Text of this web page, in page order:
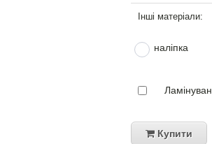
наліпка
Купити